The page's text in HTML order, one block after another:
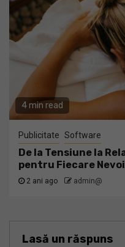
4 min read
Publicitate Software
De la Tensiune la
pentru Fiecare
2 ani ago admin@
Lasă un răspuns